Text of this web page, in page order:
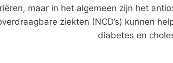
maar in het algemeen zijn het
ziekten (NCD’s) kunnen
diabetes en